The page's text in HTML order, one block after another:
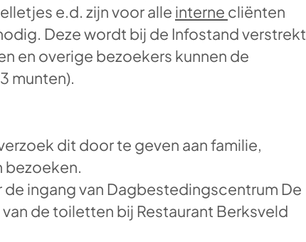
e.d. zijn voor alle interne cliënten
Deze wordt bij de Infostand verstrekt
en overige bezoekers kunnen de
munten).
dit door te geven aan familie,
bezoeken.
ingang van Dagbestedingscentrum De
de toiletten bij Restaurant Berksveld